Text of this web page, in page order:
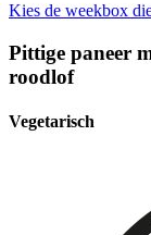
Kies de weekbox
Pittige paneer
roodlof
Vegetarisch